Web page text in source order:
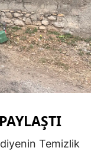
Ordu
Rize
Sakarya
Samsun
Siirt
Sinop
Temizlik